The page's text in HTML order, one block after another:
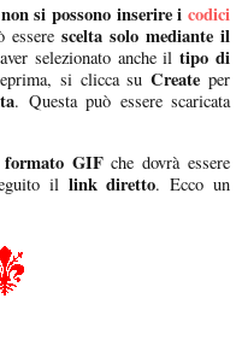
non si possono inserire i codici
essere scelta solo mediante il
selezionato anche iltipo di
si clicca suCreate per
. Questa può essere scaricata
formato GIFche dovrà essere
illink diretto. Ecco un